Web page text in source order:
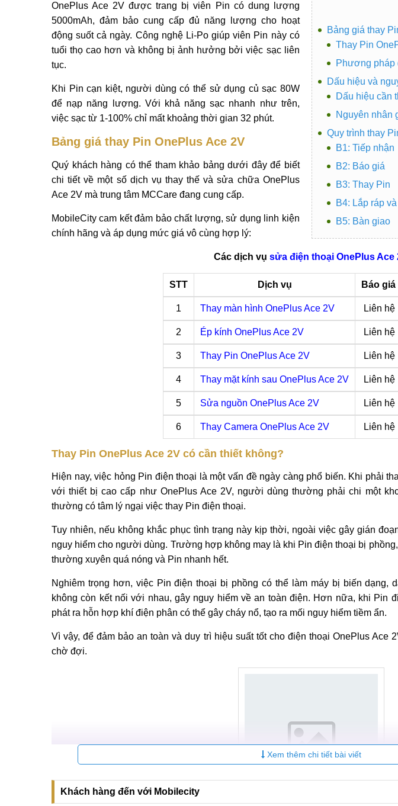
Bảng giá thay
Thay Pin
Phương pháp
Dấu hiệu và
Dấu hiệu cần
Nguyên nhân
Quy trình thay
B1: Tiếp nhận
B2: Báo giá
B3: Thay Pin
B4: Lắp ráp
B5: Bàn giao
OnePlus Ace 2V được trang bị viên Pin có dung lượng
5000mAh, đảm bảo cung cấp đủ năng lượng cho hoạt
động suốt cả ngày. Công nghệ Li-Po giúp viên Pin này có
tuổi thọ cao hơn và không bị ảnh hưởng bởi việc sạc liên
tục.
Khi Pin cạn kiệt, người dùng có thể sử dụng củ sạc 80W
để nạp năng lượng. Với khả năng sạc nhanh như trên,
việc sạc từ 1-100% chỉ mất khoảng thời gian 32 phút.
Bảng giá thay Pin OnePlus Ace 2V
Quý khách hàng có thể tham khảo bảng dưới đây để biết
chi tiết về một số dịch vụ thay thế và sửa chữa OnePlus
Ace 2V mà trung tâm MCCare đang cung cấp.
MobileCity cam kết đảm bảo chất lượng, sử dụng linh kiện
chính hãng và áp dụng mức giá vô cùng hợp lý:
Các dịch vụsửa điện thoại OnePlus Ace
STT Dịch vụ Báo giá
1 Thay màn hình OnePlus Ace 2V Liên hệ
2 Ép kính OnePlus Ace 2V Liên hệ
3 Thay Pin OnePlus Ace 2V Liên hệ
4 Thay mặt kính sau OnePlus Ace 2V Liên hệ
5 Sửa nguồn OnePlus Ace 2V Liên hệ
6 Thay Camera OnePlus Ace 2V Liên hệ
Thay Pin OnePlus Ace 2V có cần thiết không?
Hiện nay, việc hỏng Pin điện thoại là một vấn đề ngày càng phổ biến. Khi phải
với thiết bị cao cấp như OnePlus Ace 2V, người dùng thường phải chi một
thường có tâm lý ngại việc thay Pin điện thoại.
Tuy nhiên, nếu không khắc phục tình trạng này kịp thời, ngoài việc gây gián
nguy hiểm cho người dùng. Trường hợp không may là khi Pin điện thoại bị
thường xuyên quá nóng và Pin nhanh hết.
Nghiêm trọng hơn, việc Pin điện thoại bị phồng có thể làm máy bị biến dạng,
không còn kết nối với nhau, gây nguy hiểm về an toàn điện. Hơn nữa, khi Pin
phát ra hỗn hợp khí điện phân có thể gây cháy nổ, tạo ra mối nguy hiểm tiềm ẩn.
Vì vậy, để đảm bảo an toàn và duy trì hiệu suất tốt cho điện thoại OnePlus Ace
chờ đợi.
Xem thêm chi tiết bài viết
Khách hàng đến với Mobilecity